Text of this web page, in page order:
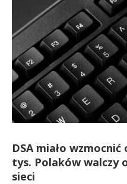
DSA miało
tys. Polaków walczy
sieci